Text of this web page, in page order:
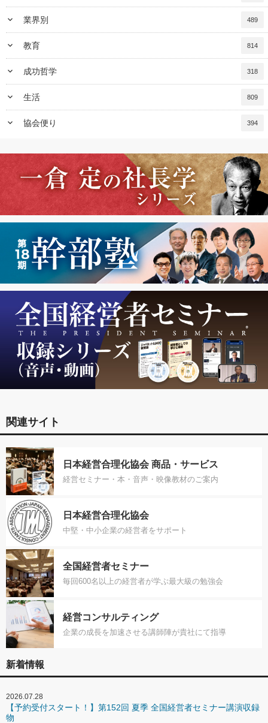
keyboard_arrow_down 業界別 489
keyboard_arrow_down 教育 814
keyboard_arrow_down 成功哲学 318
keyboard_arrow_down 生活 809
keyboard_arrow_down 協会便り 394
関連サイト
日本経営合理化協会 商品・サービス
経営セミナー・本・音声・映像教材のご案内
日本経営合理化協会
中堅・中小企業の経営者をサポート
全国経営者セミナー
毎回600名以上の経営者が学ぶ最大級の勉強会
経営コンサルティング
企業の成長を加速させる講師陣が貴社にて指導
新着情報
2026.07.28
【予約受付スタート！】第152回 夏季 全国経営者セミナー講演収録
物